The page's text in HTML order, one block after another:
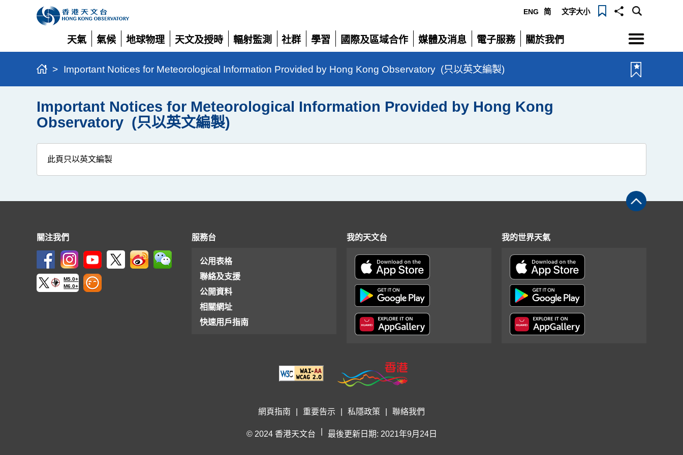
ENG 简 文字大小
天氣
展
開
氣候
展
開
地球物理
展
開
天文及授時
展
開
輻射監測
展
開
社群
展
開
學習
展
開
國際及區域合作
展
開
媒體及消息
展
開
電子服務
展
開
關於我們
展
選
單
> Important Notices for Meteorological Information Provided by Hong Kong Observatory (只以英文編製)
Important Notices for Meteorological Information Provided by Hong Kong
Observatory (只以英文編製)
此頁只以英文編製
關注我們
M5.0+
M6.0+
服務台
公用表格
聯絡及支援
公開資料
相關網址
快速用戶指南
我的天文台 我的世界天氣
網頁指南 重要告示 私隱政策 聯絡我們
© 2024 香港天文台 最後更新日期: 2021年9月24日